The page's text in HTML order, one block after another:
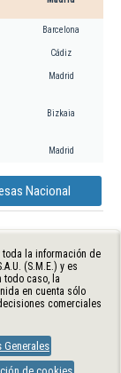
Barcelona
Cádiz
Madrid
Bizkaia
Madrid
Nacional
la información de
(S.M.E.) y es
todo caso, la
en cuenta sólo
comerciales